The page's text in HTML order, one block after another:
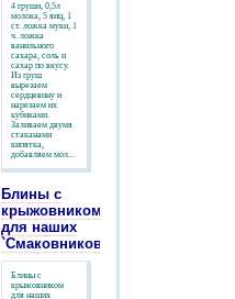
4 груши, 0,5л
молока, 5 яиц, 1
ст. ложка муки, 1
ч. ложка
ванильного
сахара, соль и
сахар по вкусу.
Из груш
вырезаем
сердцевину и
нарезаем их
кубиками.
Заливаем двумя
стаканами
кипятка,
добавляем мол...
Блины с
крыжовником
для наших
`Смаковников`
Блины с
крыжовником
для наших